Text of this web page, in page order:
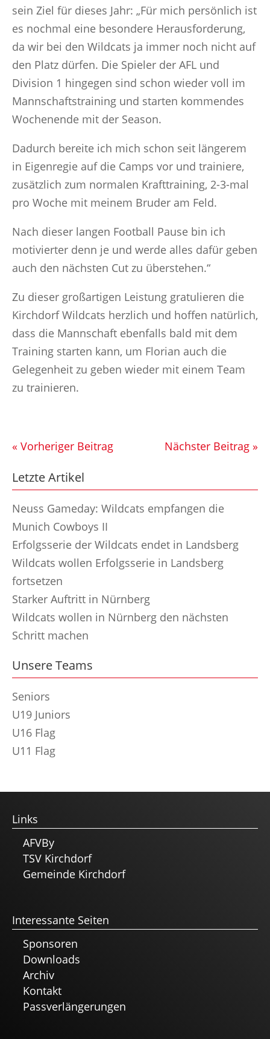
sein Ziel für dieses Jahr: „Für mich persönlich ist
es nochmal eine besondere Herausforderung,
da wir bei den Wildcats ja immer noch nicht auf
den Platz dürfen. Die Spieler der AFL und
Division 1 hingegen sind schon wieder voll im
Mannschaftstraining und starten kommendes
Wochenende mit der Season.
Dadurch bereite ich mich schon seit längerem
in Eigenregie auf die Camps vor und trainiere,
zusätzlich zum normalen Krafttraining, 2-3-mal
pro Woche mit meinem Bruder am Feld.
Nach dieser langen Football Pause bin ich
motivierter denn je und werde alles dafür geben
auch den nächsten Cut zu überstehen.“
Zu dieser großartigen Leistung gratulieren die
Kirchdorf Wildcats herzlich und hoffen natürlich,
dass die Mannschaft ebenfalls bald mit dem
Training starten kann, um Florian auch die
Gelegenheit zu geben wieder mit einem Team
zu trainieren.
« Vorheriger Beitrag Nächster Beitrag »
Letzte Artikel
Neuss Gameday: Wildcats empfangen die
Munich Cowboys II
Erfolgsserie der Wildcats endet in Landsberg
Wildcats wollen Erfolgsserie in Landsberg
fortsetzen
Starker Auftritt in Nürnberg
Wildcats wollen in Nürnberg den nächsten
Schritt machen
Unsere Teams
Seniors
U19 Juniors
U16 Flag
U11 Flag
Links
AFVBy
TSV Kirchdorf
Gemeinde Kirchdorf
Interessante Seiten
Sponsoren
Downloads
Archiv
Kontakt
Passverlängerungen